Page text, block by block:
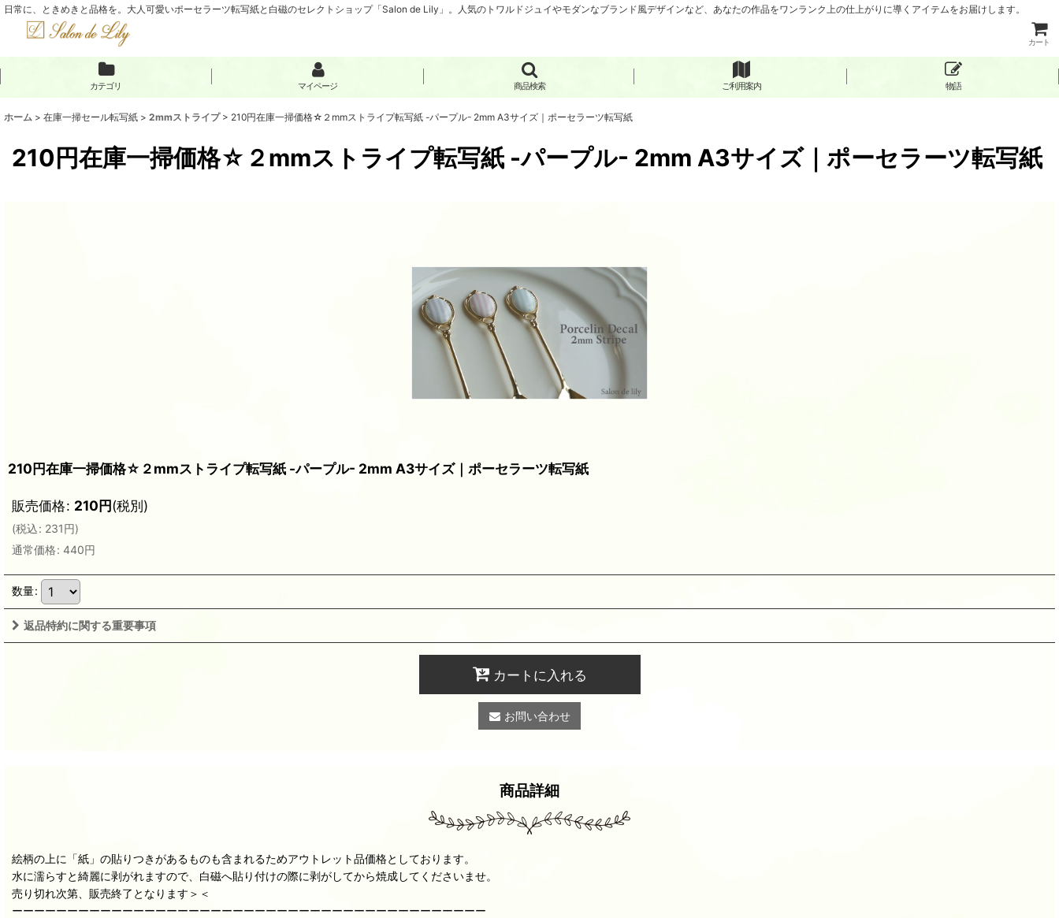
日常に、ときめきと品格を。大人可愛いポーセラーツ転写紙と白磁のセレクトショップ「Salon de Lily」。人気のトワルドジュイやモダンなブランド風デザインなど、あなたの作品をワンランク上の仕上がりに導くアイテムをお届けします。
カート
カテゴリ マイページ 商品検索 ご利用案内 物語
ホーム > 在庫一掃セール転写紙 > 2mmストライプ > 210円在庫一掃価格☆２mmストライプ転写紙 -パープル- 2mm A3サイズ｜ポーセラーツ転写紙
210円在庫一掃価格☆２mmストライプ転写紙 -パープル- 2mm A3サイズ｜ポーセラーツ転写紙
210円在庫一掃価格☆２mmストライプ転写紙 -パープル- 2mm A3サイズ｜ポーセラーツ転写紙
販売価格: 210円(税別)
(税込: 231円)
通常価格: 440円
数量:
返品特約に関する重要事項
カートに入れる
お問い合わせ
商品詳細
絵柄の上に「紙」の貼りつきがあるものも含まれるためアウトレット品価格としております。
水に濡らすと綺麗に剥がれますので、白磁へ貼り付けの際に剥がしてから焼成してくださいませ。
売り切れ次第、販売終了となります＞＜
ーーーーーーーーーーーーーーーーーーーーーーーーーーーーーーーーーーーーーーーーーーー